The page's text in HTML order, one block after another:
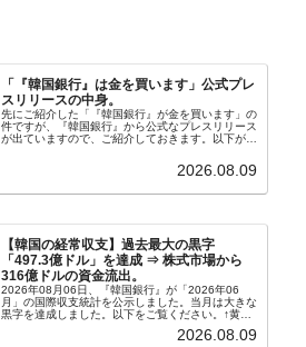
「『韓国銀行』は金を買います」公式プレ
スリリースの中身。
先にご紹介した「『韓国銀行』が金を買います」の
件ですが、『韓国銀行』から公式なプレスリリース
が出ていますので、ご紹介しておきます。以下が全
れ協力体制を構築□『韓国銀行』は、国内生産金の
2026.08.09
【韓国の経常収支】過去最大の黒字
「497.3億ドル」を達成 ⇒ 株式市場から
316億ドルの資金流出。
2026年08月06日、『韓国銀行』が「2026年06
月」の国際収支統計を公示しました。当月は大きな
黒字を達成しました。以下をご覧ください。↑黄色
の傾向ペンでフォーカスしているのが2026年06月
の経常収支です。2026年06月貿易収支：4...
2026.08.09